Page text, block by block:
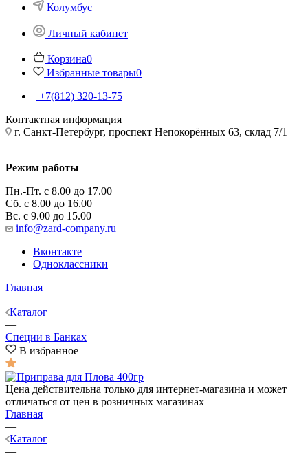
Колумбус
Личный кабинет
Корзина0
Избранные товары0
+7(812) 320-13-75
Контактная информация
г. Санкт-Петербург, проспект Непокорённых 63, склад 7/1
Режим работы
Пн.-Пт. с 8.00 до 17.00
Сб. с 8.00 до 16.00
Вс. с 9.00 до 15.00
info@zard-company.ru
Вконтакте
Одноклассники
Главная
—
Каталог
—
Специи в Банках
В избранное
Цена действительна только для интернет-магазина и может
отличаться от цен в розничных магазинах
Главная
—
Каталог
—